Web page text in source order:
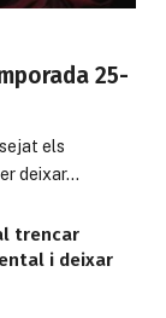
25-
els
deixar…
trencar
i deixar